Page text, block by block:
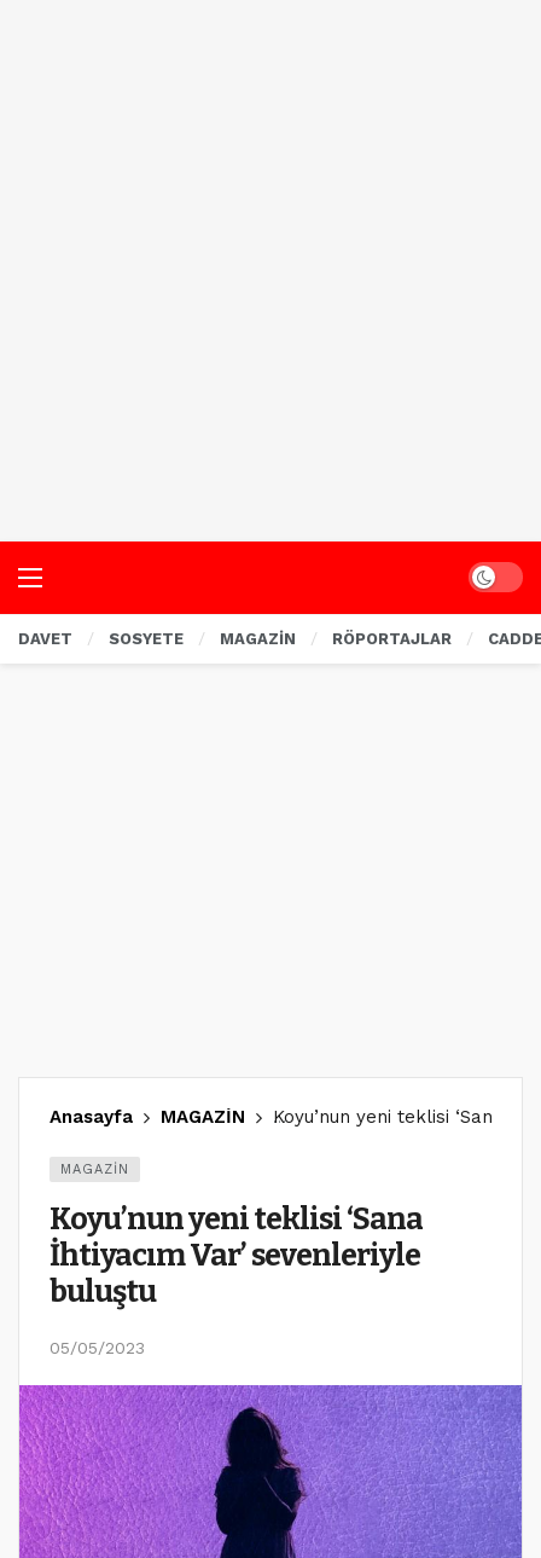
Dark
DAVET SOSYETE MAGAZİN RÖPORTAJLAR
Anasayfa MAGAZİN Koyu’nun yeni teklisi ‘Sana
MAGAZİN
Koyu’nun yeni teklisi ‘Sana
İhtiyacım Var’ sevenleriyle
buluştu
05/05/2023